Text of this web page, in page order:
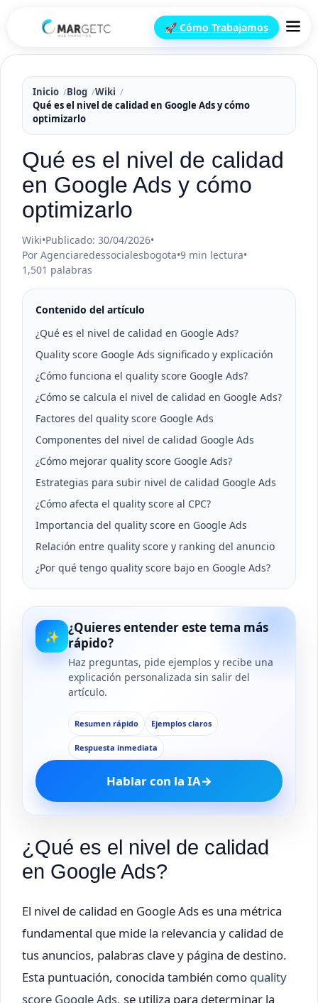
🚀 Cómo Trabajamos
Inicio Blog
Wiki
Qué es el nivel de calidad en Google Ads y cómo
optimizarlo
Qué es el nivel de calidad
en Google Ads y cómo
optimizarlo
Wiki•Publicado: 30/04/2026•
Por Agenciaredessocialesbogota•9 min lectura•
1,501 palabras
Contenido del artículo
¿Qué es el nivel de calidad en Google Ads?
Quality score Google Ads significado y explicación
¿Cómo funciona el quality score Google Ads?
¿Cómo se calcula el nivel de calidad en Google Ads?
Factores del quality score Google Ads
Componentes del nivel de calidad Google Ads
¿Cómo mejorar quality score Google Ads?
Estrategias para subir nivel de calidad Google Ads
¿Cómo afecta el quality score al CPC?
Importancia del quality score en Google Ads
Relación entre quality score y ranking del anuncio
¿Por qué tengo quality score bajo en Google Ads?
✨
¿Quieres entender este tema más
rápido?
Haz preguntas, pide ejemplos y recibe una
explicación personalizada sin salir del
artículo.
Resumen rápido Ejemplos claros
Respuesta inmediata
Hablar con la IA→
¿Qué es el nivel de calidad
en Google Ads?
El nivel de calidad en Google Ads es una métrica
fundamental que mide la relevancia y calidad de
tus anuncios, palabras clave y página de destino.
Esta puntuación, conocida también como quality
score Google Ads, se utiliza para determinar la